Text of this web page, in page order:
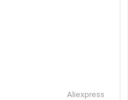
Aliexpress